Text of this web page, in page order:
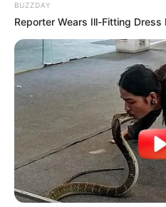
cobaan, ia selalu mencoba
lapang dada.
TAGS AKTRIS PENYANYI SELEBRITI
BUZZDAY
Reporter Wears Ill-Fitting Dress